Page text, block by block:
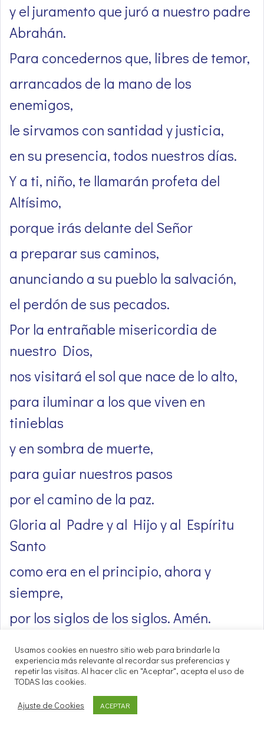
y el juramento que juró a nuestro padre
Abrahán.
Para concedernos que, libres de temor,
arrancados de la mano de los
enemigos,
le sirvamos con santidad y justicia,
en su presencia, todos nuestros días.
Y a ti, niño, te llamarán profeta del
Altísimo,
porque irás delante del Señor
a preparar sus caminos,
anunciando a su pueblo la salvación,
el perdón de sus pecados.
Por la entrañable misericordia de
nuestro Dios,
nos visitará el sol que nace de lo alto,
para iluminar a los que viven en
tinieblas
y en sombra de muerte,
para guiar nuestros pasos
por el camino de la paz.
Gloria al Padre y al Hijo y al Espíritu
Santo
como era en el principio, ahora y
siempre,
por los siglos de los siglos. Amén.
Ant:
Viste al que va desnudo, y no te
cierres a tu propia carne; entonces
romperá tu luz como la aurora, te abrirá
camino la justicia.
Usamos cookies en nuestro sitio web para brindarle la
experiencia más relevante al recordar sus preferencias y
repetir las visitas. Al hacer clic en "Aceptar", acepta el uso de
TODAS las cookies.
Ajuste de Cookies ACEPTAR